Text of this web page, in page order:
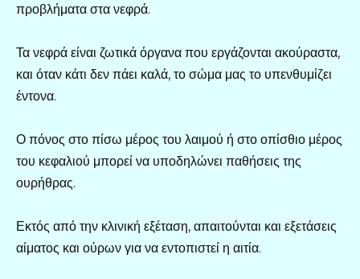
προβλήματα στα νεφρά.
Τα νεφρά είναι ζωτικά όργανα που εργάζονται ακούραστα,
και όταν κάτι δεν πάει καλά, το σώμα μας το υπενθυμίζει
έντονα.
Ο πόνος στο πίσω μέρος του λαιμού ή στο οπίσθιο μέρος
του κεφαλιού μπορεί να υποδηλώνει παθήσεις της
ουρήθρας.
Εκτός από την κλινική εξέταση, απαιτούνται και εξετάσεις
αίματος και ούρων για να εντοπιστεί η αιτία.